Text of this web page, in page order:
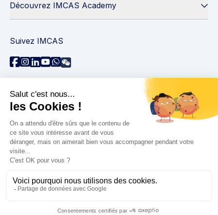
Découvrez IMCAS Academy
Suivez IMCAS
Besoin d'aide ?
Contactez-nous
Lire les FAQs
Politique de confidentialité